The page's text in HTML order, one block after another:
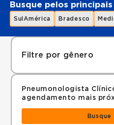
Busque pelos
SulAmérica Bradesco
Filtre por gênero
Pneumonologista
agendamento mais
Busque